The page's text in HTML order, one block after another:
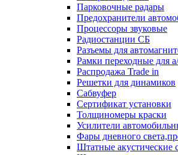
Парковочные радары
Предохранители
Процессоры звуковые
Радиостанции СБ
Разъемы для
Рамки переходные для
Распродажа Trade in
Решетки для динамиков
Сабвуфер
Сертификат установки
Толщиномеры краски
Усилители
Фары дневного
Штатные акустические